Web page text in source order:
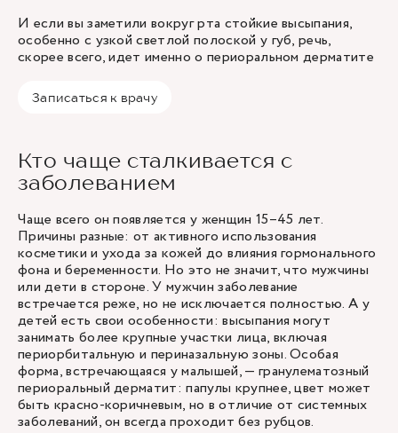
И если вы заметили вокруг рта стойкие высыпания,
особенно с узкой светлой полоской у губ, речь,
скорее всего, идет именно о периоральном дерматите
Записаться к врачу
Кто чаще сталкивается с
заболеванием
Чаще всего он появляется у женщин 15–45 лет.
Причины разные: от активного использования
косметики и ухода за кожей до влияния гормонального
фона и беременности. Но это не значит, что мужчины
или дети в стороне. У мужчин заболевание
встречается реже, но не исключается полностью. А у
детей есть свои особенности: высыпания могут
занимать более крупные участки лица, включая
периорбитальную и периназальную зоны. Особая
форма, встречающаяся у малышей, — гранулематозный
периоральный дерматит: папулы крупнее, цвет может
быть красно-коричневым, но в отличие от системных
заболеваний, он всегда проходит без рубцов.